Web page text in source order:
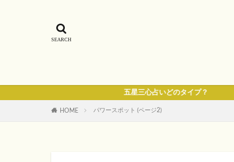
五星三心占いどのタイプ？
HOME パワースポット (ページ2)